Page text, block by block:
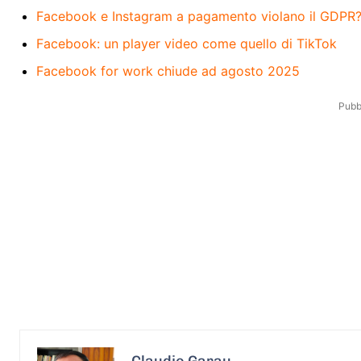
Facebook e Instagram a pagamento violano il GDPR?
Facebook: un player video come quello di TikTok
Facebook for work chiude ad agosto 2025